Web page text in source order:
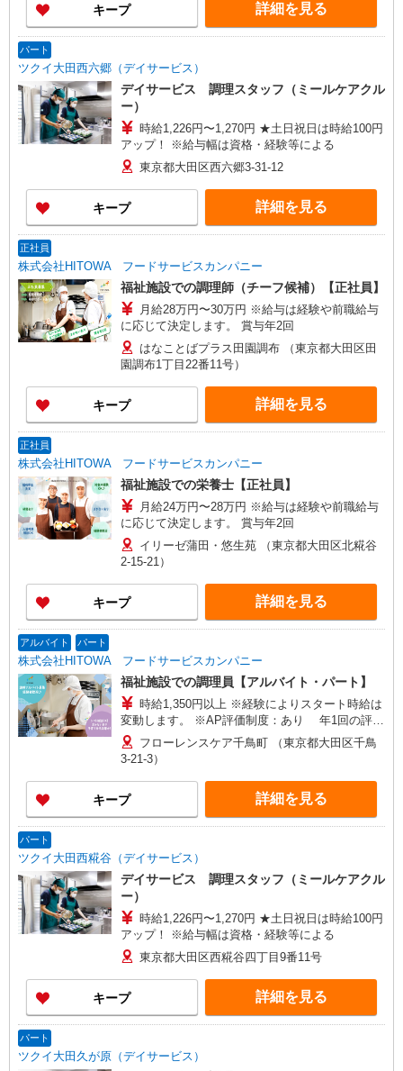
キープ 詳細を見る
パート
ツクイ大田西六郷（デイサービス）
デイサービス 調理スタッフ（ミールケアクル
ー）
時給1,226円〜1,270円 ★土日祝日は時給100円
アップ！ ※給与幅は資格・経験等による
東京都大田区西六郷3-31-12
キープ 詳細を見る
正社員
株式会社HITOWA フードサービスカンパニー
福祉施設での調理師（チーフ候補）【正社員】
月給28万円〜30万円 ※給与は経験や前職給与
に応じて決定します。 賞与年2回
はなことばプラス田園調布 （東京都大田区田
園調布1丁目22番11号）
キープ 詳細を見る
正社員
株式会社HITOWA フードサービスカンパニー
福祉施設での栄養士【正社員】
月給24万円〜28万円 ※給与は経験や前職給与
に応じて決定します。 賞与年2回
イリーゼ蒲田・悠生苑 （東京都大田区北糀谷
2-15-21）
キープ 詳細を見る
アルバイト パート
株式会社HITOWA フードサービスカンパニー
福祉施設での調理員【アルバイト・パート】
時給1,350円以上 ※経験によりスタート時給は
変動します。 ※AP評価制度：あり 年1回の評価
により時給を見直します。 ※アルバイト賞与（寸
志）：あり 年2回。勤続年数により金額UP。
フローレンスケア千鳥町 （東京都大田区千鳥
3-21-3）
キープ 詳細を見る
パート
ツクイ大田西糀谷（デイサービス）
デイサービス 調理スタッフ（ミールケアクル
ー）
時給1,226円〜1,270円 ★土日祝日は時給100円
アップ！ ※給与幅は資格・経験等による
東京都大田区西糀谷四丁目9番11号
キープ 詳細を見る
パート
ツクイ大田久が原（デイサービス）